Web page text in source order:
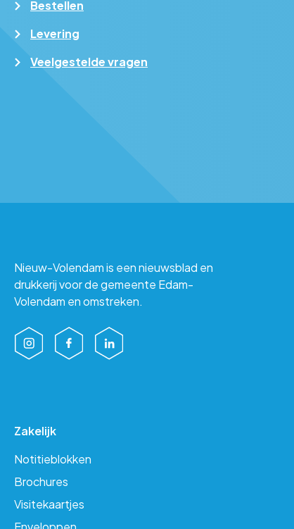
Bestellen
Levering
Veelgestelde vragen
Nieuw-Volendam is een nieuwsblad en
drukkerij voor de gemeente Edam-
Volendam en omstreken.
Zakelijk
Notitieblokken
Brochures
Visitekaartjes